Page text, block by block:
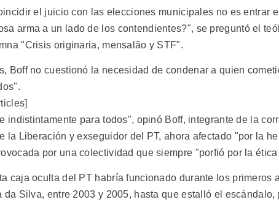
el juicio con las elecciones municipales no es entrar
arma a un lado de los contendientes?", se preguntó el
"Crisis originaria, mensalão y STF".
Boff no cuestionó la necesidad de condenar a quien
indistintamente para todos", opinó Boff, integrante de la
la Liberación y exseguidor del PT, ahora afectado "por la
por una colectividad que siempre "porfió por la
caja oculta del PT habría funcionado durante los primeros
da Silva, entre 2003 y 2005, hasta que estalló el